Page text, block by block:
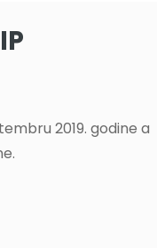
2019. godine a